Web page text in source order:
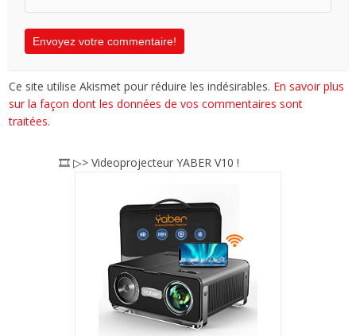
Ce site utilise Akismet pour réduire les indésirables. En savoir plus
sur la façon dont les données de vos commentaires sont
traitées.
🎞️ ▷> Videoprojecteur YABER V10 !